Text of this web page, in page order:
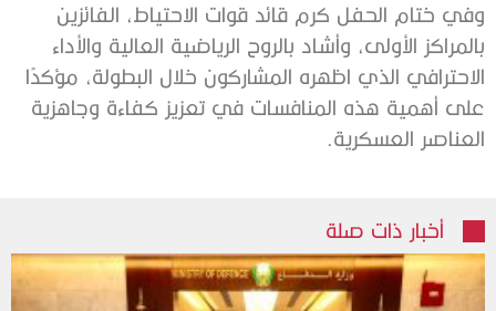
وفي ختام الحفل كرم قائد قوات الاحتياط، الفائزين
بالمراكز الأولى، وأشاد بالروح الرياضية العالية والأداء
الاحترافي الذي اظهره المشاركون خلال البطولة، مؤكدًا
على أهمية هذه المنافسات في تعزيز كفاءة وجاهزية
العناصر العسكرية.
أخبار ذات صلة